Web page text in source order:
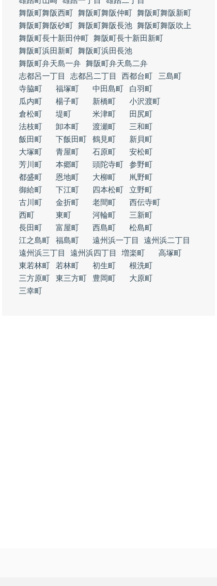
舞阪町舞阪西町 舞阪町舞阪仲町 舞阪町舞阪新町
舞阪町舞阪砂町 舞阪町舞阪長池 舞阪町舞阪吹上
舞阪町長十新田仲町 舞阪町長十新田新町
舞阪町浜田新町 舞阪町浜田長池
舞阪町弁天島一弁 舞阪町弁天島二弁
志都呂一丁目
志都呂二丁目 西都台町
三島町
寺脇町
福塚町 中田島町
白羽町
瓜内町
楊子町 新橋町
小沢渡町
倉松町
堤町 米津町
田尻町
法枝町
卸本町 渡瀬町
三和町
飯田町
下飯田町 鶴見町
新貝町
大塚町
青屋町 石原町
安松町
芳川町
本郷町 頭陀寺町
参野町
都盛町
恩地町 大柳町
鼡野町
御給町
下江町 四本松町
立野町
古川町
金折町 老間町
西伝寺町
西町
東町 河輪町
三新町
長田町
富屋町 西島町
松島町
江之島町
福島町 遠州浜一丁目
遠州浜二丁目
遠州浜三丁目
遠州浜四丁目 増楽町
高塚町
東若林町
若林町 初生町
根洗町
三方原町
東三方町 豊岡町
大原町
三幸町